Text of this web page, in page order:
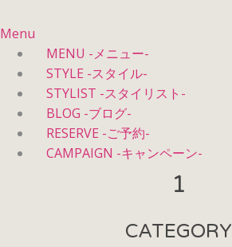
Menu
MENU -メニュー-
STYLE -スタイル-
STYLIST -スタイリスト-
BLOG -ブログ-
RESERVE -ご予約-
CAMPAIGN -キャンペーン-
1
CATEGORY